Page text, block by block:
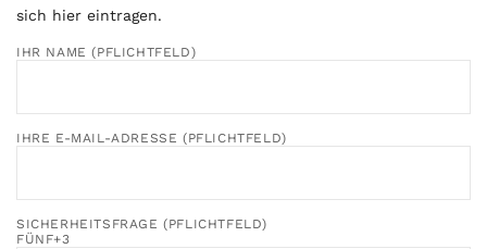
sich hier eintragen.
IHR NAME (PFLICHTFELD)
IHRE E-MAIL-ADRESSE (PFLICHTFELD)
SICHERHEITSFRAGE (PFLICHTFELD)
FÜNF+3